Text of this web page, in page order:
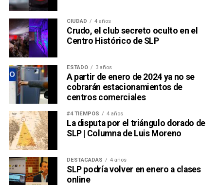
CIUDAD 4 años
Crudo, el club secreto oculto en el
Centro Histórico de SLP
ESTADO 3 años
A partir de enero de 2024 ya no se
cobrarán estacionamientos de
centros comerciales
#4 TIEMPOS 4 años
La disputa por el triángulo dorado de
SLP | Columna de Luis Moreno
DESTACADAS 4 años
SLP podría volver en enero a clases
online